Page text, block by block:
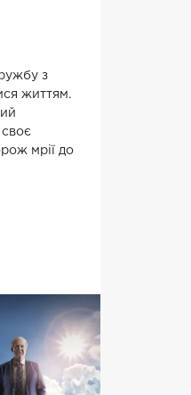
з
життям.
мрії до